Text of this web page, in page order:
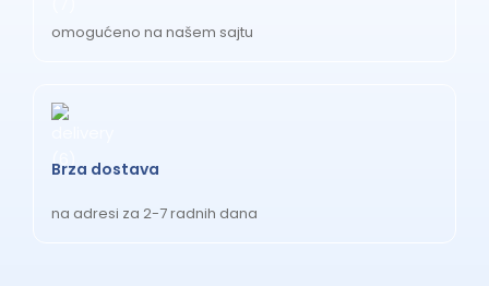
omogućeno na našem sajtu
Brza dostava
na adresi za 2-7 radnih dana